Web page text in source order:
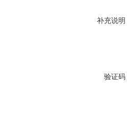
补充说明
验证码